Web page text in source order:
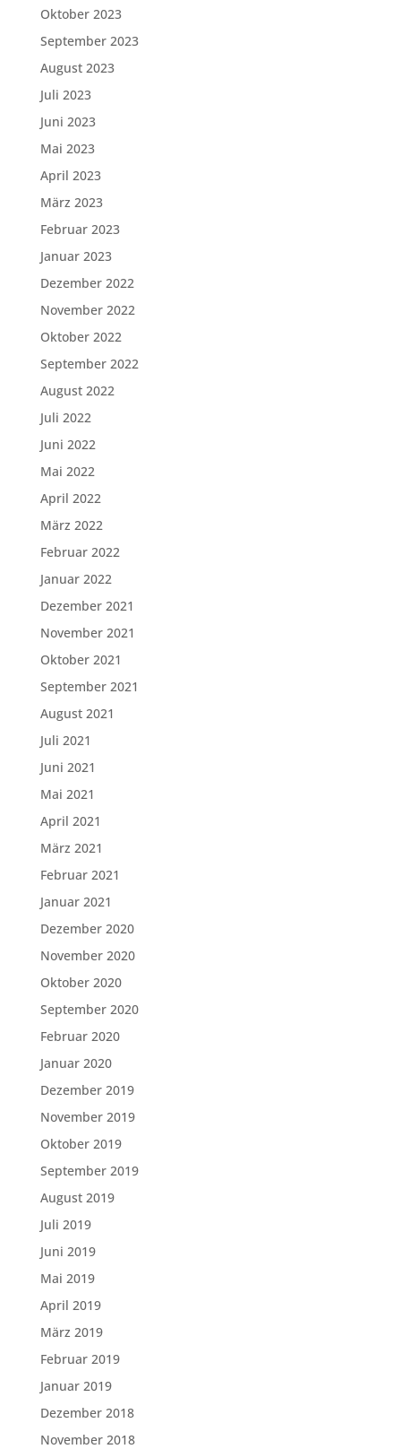
Oktober 2023
September 2023
August 2023
Juli 2023
Juni 2023
Mai 2023
April 2023
März 2023
Februar 2023
Januar 2023
Dezember 2022
November 2022
Oktober 2022
September 2022
August 2022
Juli 2022
Juni 2022
Mai 2022
April 2022
März 2022
Februar 2022
Januar 2022
Dezember 2021
November 2021
Oktober 2021
September 2021
August 2021
Juli 2021
Juni 2021
Mai 2021
April 2021
März 2021
Februar 2021
Januar 2021
Dezember 2020
November 2020
Oktober 2020
September 2020
Februar 2020
Januar 2020
Dezember 2019
November 2019
Oktober 2019
September 2019
August 2019
Juli 2019
Juni 2019
Mai 2019
April 2019
März 2019
Februar 2019
Januar 2019
Dezember 2018
November 2018